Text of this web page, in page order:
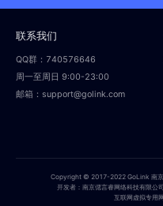
联系我们
QQ群：740576646
周一至周日 9:00-23:00
邮箱：support@golink.com
Copyright © 2017-2022 GoLink 南京
开发者：南京偲言睿网络科技有限
互联网虚拟专用